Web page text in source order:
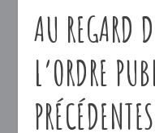
AU REGARD
L’ORDRE